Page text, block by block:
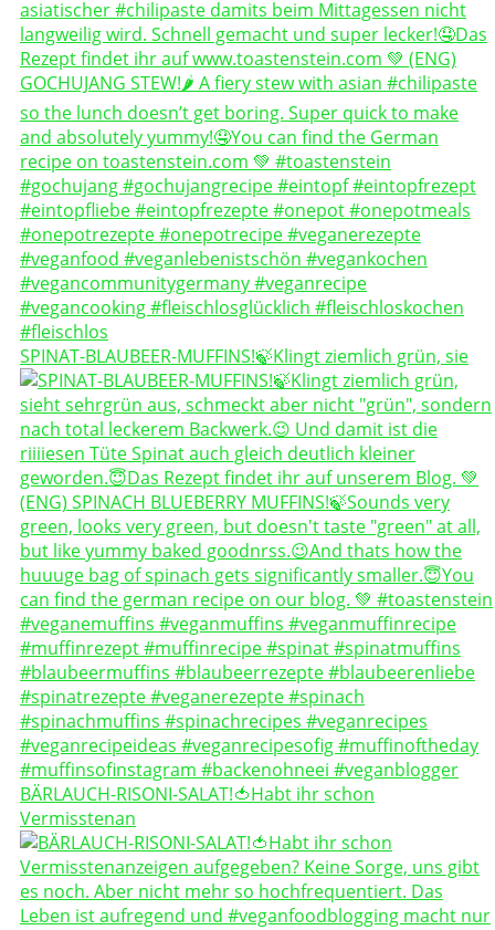
SPINAT-BLAUBEER-MUFFINS!🍃Klingt ziemlich grün, sie
BÄRLAUCH-RISONI-SALAT!🍅Habt ihr schon
Vermisstenan